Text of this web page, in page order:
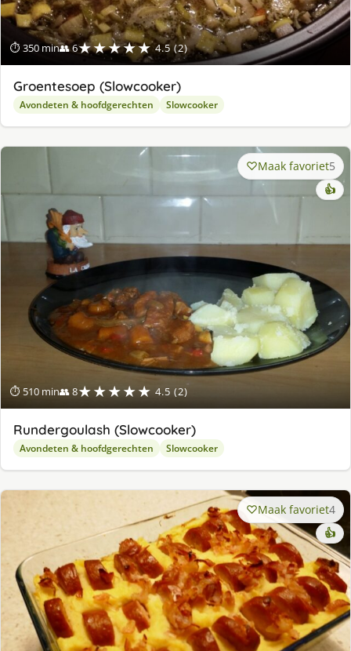
⏱ 350 min👥 6★★★★★ 4.5 (2)
Groentesoep (Slowcooker)
Avondeten & hoofdgerechten Slowcooker
⏱ 510 min👥 8★★★★★ 4.5 (2)
Maak favoriet5
👍
Rundergoulash (Slowcooker)
Avondeten & hoofdgerechten Slowcooker
Maak favoriet4
👍